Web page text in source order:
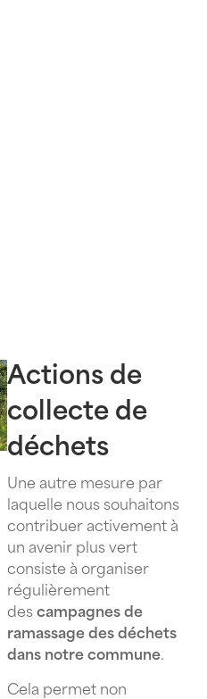
Actions de
collecte de
déchets
Une autre mesure par
laquelle nous souhaitons
contribuer activement à
un avenir plus vert
consiste à organiser
régulièrement
des campagnes de
ramassage des déchets
dans notre commune.
Cela permet non